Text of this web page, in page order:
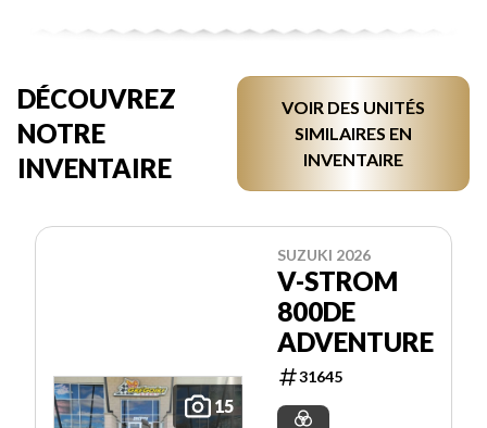
DÉCOUVREZ
NOTRE
INVENTAIRE
VOIR DES UNITÉS
SIMILAIRES EN
INVENTAIRE
15
SUZUKI 2026
V-STROM
800DE
ADVENTURE
31645